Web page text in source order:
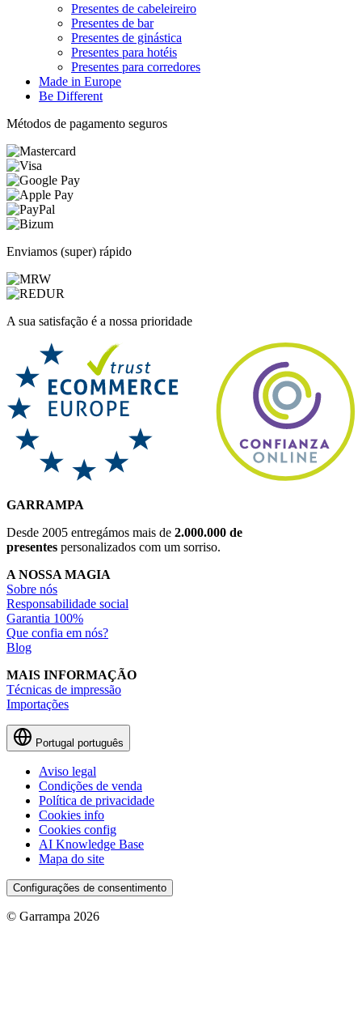
Presentes de cabeleireiro
Presentes de bar
Presentes de ginástica
Presentes para hotéis
Presentes para corredores
Made in Europe
Be Different
Métodos de pagamento seguros
Enviamos (super) rápido
A sua satisfação é a nossa prioridade
GARRAMPA
Desde 2005 entregámos mais de 2.000.000 de
presentes personalizados com um sorriso.
A NOSSA MAGIA
Sobre nós
Responsabilidade social
Garantia 100%
Que confia em nós?
Blog
MAIS INFORMAÇÃO
Técnicas de impressão
Importações
Portugal português
Aviso legal
Condições de venda
Política de privacidade
Cookies info
Cookies config
AI Knowledge Base
Mapa do site
Configurações de consentimento
© Garrampa 2026